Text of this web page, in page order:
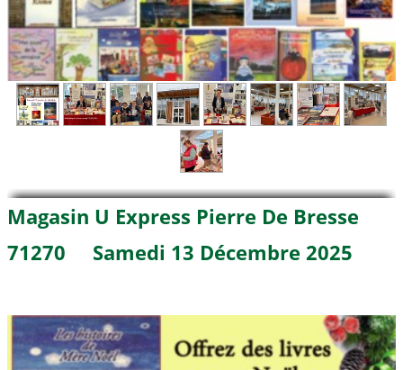
Magasin U Express Pierre De Bresse
71270 Samedi 13 Décembre 2025